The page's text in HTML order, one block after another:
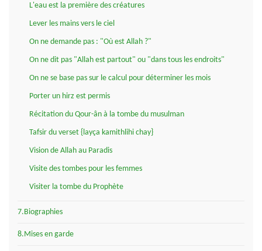
L'eau est la première des créatures
Lever les mains vers le ciel
On ne demande pas : "Où est Allah ?"
On ne dit pas "Allah est partout" ou "dans tous les endroits"
On ne se base pas sur le calcul pour déterminer les mois
Porter un hirz est permis
Récitation du Qour-ân à la tombe du musulman
Tafsir du verset {layça kamithlihi chay}
Vision de Allah au Paradis
Visite des tombes pour les femmes
Visiter la tombe du Prophète
7.Biographies
8.Mises en garde